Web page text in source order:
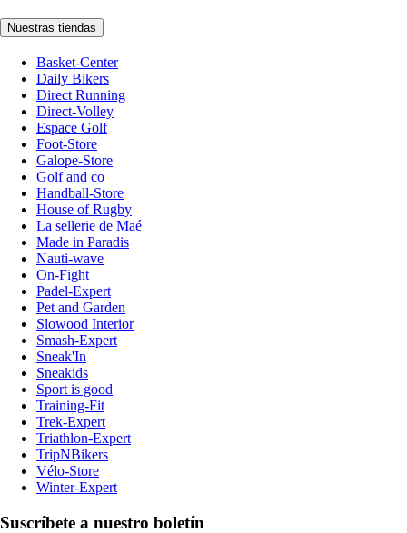
Nuestras tiendas
Basket-Center
Daily Bikers
Direct Running
Direct-Volley
Espace Golf
Foot-Store
Galope-Store
Golf and co
Handball-Store
House of Rugby
La sellerie de Maé
Made in Paradis
Nauti-wave
On-Fight
Padel-Expert
Pet and Garden
Slowood Interior
Smash-Expert
Sneak'In
Sneakids
Sport is good
Training-Fit
Trek-Expert
Triathlon-Expert
TripNBikers
Vélo-Store
Winter-Expert
Suscríbete a nuestro boletín